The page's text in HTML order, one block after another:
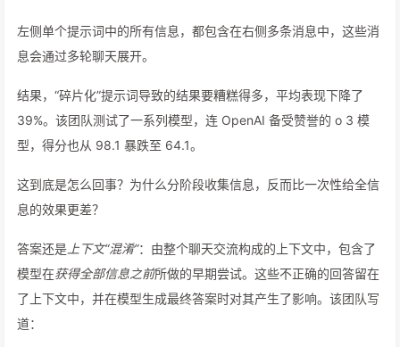
左侧单个提示词中的所有信息，都包含在右侧多条消息中，这些消
息会通过多轮聊天展开。
结果，“碎片化”提示词导致的结果要糟糕得多，平均表现下降了
39%。该团队测试了一系列模型，连 OpenAI 备受赞誉的 o 3 模
型，得分也从 98.1 暴跌至 64.1。
这到底是怎么回事？为什么分阶段收集信息，反而比一次性给全信
息的效果更差？
答案还是 上下文“混淆”：由整个聊天交流构成的上下文中，包含了
模型在获得全部信息之前所做的早期尝试。这些不正确的回答留在
了上下文中，并在模型生成最终答案时对其产生了影响。该团队写
道：